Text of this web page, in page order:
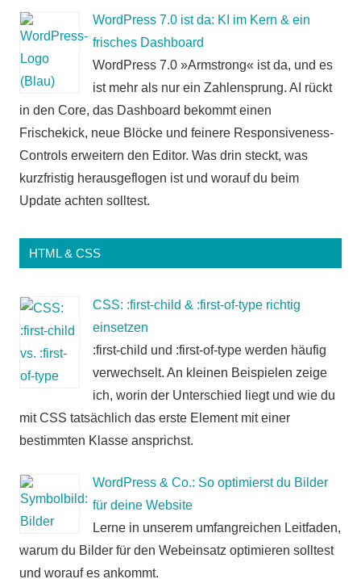
WordPress 7.0 ist da: KI im Kern & ein
frisches Dashboard
WordPress 7.0 »Armstrong« ist da, und es
ist mehr als nur ein Zahlensprung. AI rückt
in den Core, das Dashboard bekommt einen
Frischekick, neue Blöcke und feinere Responsiveness-
Controls erweitern den Editor. Was drin steckt, was
kurzfristig herausgeflogen ist und worauf du beim
Update achten solltest.
HTML & CSS
CSS: :first-child & :first-of-type richtig
einsetzen
:first-child und :first-of-type werden häufig
verwechselt. An kleinen Beispielen zeige
ich, worin der Unterschied liegt und wie du
mit CSS tatsächlich das erste Element mit einer
bestimmten Klasse ansprichst.
WordPress & Co.: So optimierst du Bilder
für deine Website
Lerne in unserem umfangreichen Leitfaden,
warum du Bilder für den Webeinsatz optimieren solltest
und worauf es ankommt.